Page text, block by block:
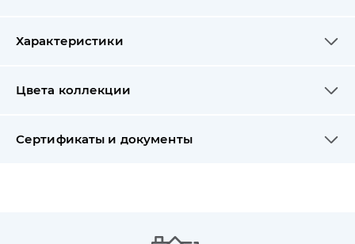
Характеристики
Цвета коллекции
Сертификаты и документы